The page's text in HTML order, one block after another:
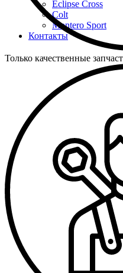
Eclipse Cross
Colt
Montero Sport
Контакты
Только качественные